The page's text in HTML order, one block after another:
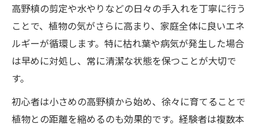
高野槙の剪定や水やりなどの日々の手入れを丁寧に行う
ことで、植物の気がさらに高まり、家庭全体に良いエネ
ルギーが循環します。特に枯れ葉や病気が発生した場合
は早めに対処し、常に清潔な状態を保つことが大切で
す。
初心者は小さめの高野槙から始め、徐々に育てることで
植物との距離を縮めるのも効果的です。経験者は複数本